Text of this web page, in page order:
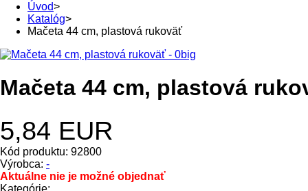
Úvod>
Katalóg>
Mačeta 44 cm, plastová rukoväť
Mačeta 44 cm, plastová
5,84 EUR
Kód produktu: 92800
Výrobca: -
Aktuálne nie je možné objednať
Kategórie: